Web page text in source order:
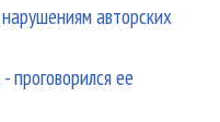
авторских
проговорился ее